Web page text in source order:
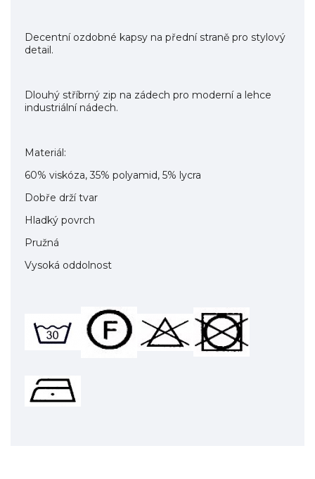
Decentní ozdobné kapsy na přední straně pro stylový
detail.
Dlouhý stříbrný zip na zádech pro moderní a lehce
industriální nádech.
Materiál:
60% viskóza, 35% polyamid, 5% lycra
Dobře drží tvar
Hladký povrch
Pružná
Vysoká oddolnost